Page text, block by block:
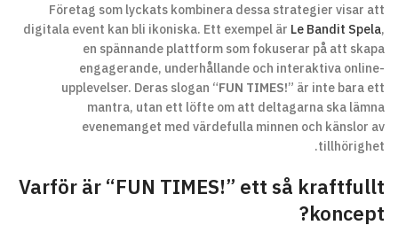
Företag som lyckats kombinera dessa strategier visar att
digitala event kan bli ikoniska. Ett exempel är Le Bandit Spela,
en spännande plattform som fokuserar på att skapa
engagerande, underhållande och interaktiva online-
upplevelser. Deras slogan “FUN TIMES!” är inte bara ett
mantra, utan ett löfte om att deltagarna ska lämna
evenemanget med värdefulla minnen och känslor av
tillhörighet.
Varför är “FUN TIMES!” ett så kraftfullt
koncept?